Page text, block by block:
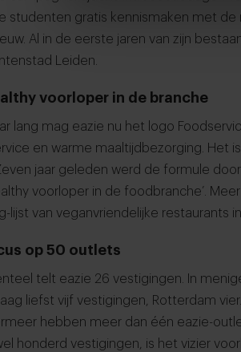
studenten gratis kennismaken met de
Al in de eerste jaren van zijn
Leiden.
voorloper in de branche
lang mag eazie nu het logo
en warme maaltijdbezorging. Het
jaar geleden werd de formule
voorloper in de foodbranche’.
lijst van veganvriendelijke restaurants in
op 50 outlets
telt eazie 26 vestigingen. In
liefst vijf vestigingen, Rotterdam
hebben meer dan één eazie-
honderd vestigingen, is het vizier